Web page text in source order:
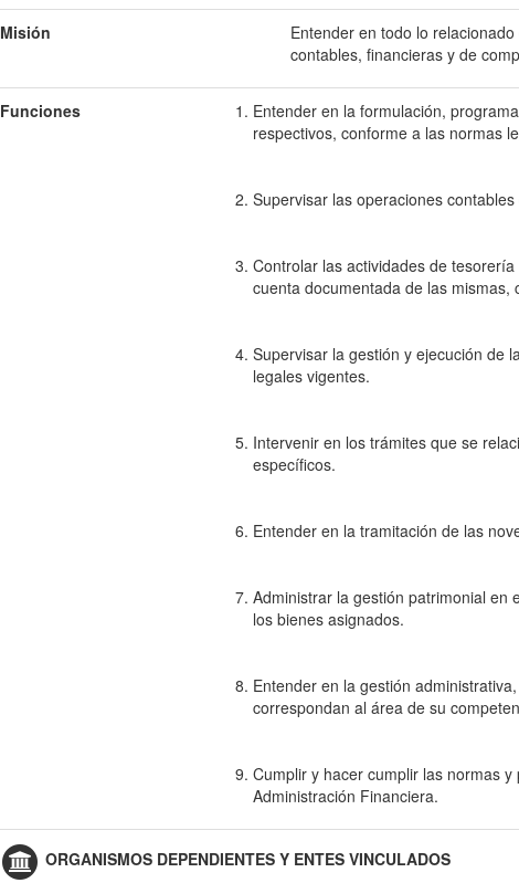
Misión
Entender en todo lo
contables, financieras y de
Funciones
Entender en la formulación,
respectivos, conforme a las normas
Supervisar las operaciones
Controlar las actividades de
cuenta documentada de las
Supervisar la gestión y ejecución de
legales vigentes.
Intervenir en los trámites que se
específicos.
Entender en la tramitación de las
Administrar la gestión patrimonial en
los bienes asignados.
Entender en la gestión
correspondan al área de su
Cumplir y hacer cumplir las normas
Administración Financiera.
ORGANISMOS DEPENDIENTES Y ENTES VINCULADOS